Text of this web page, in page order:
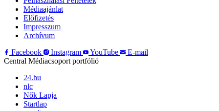
Médiaajánlat
Előfizetés
Impresszum
Archívum
Facebook
Instagram YouTube
E-mail
Central Médiacsoport portfólió
24.hu
nlc
Nők Lapja
Startlap